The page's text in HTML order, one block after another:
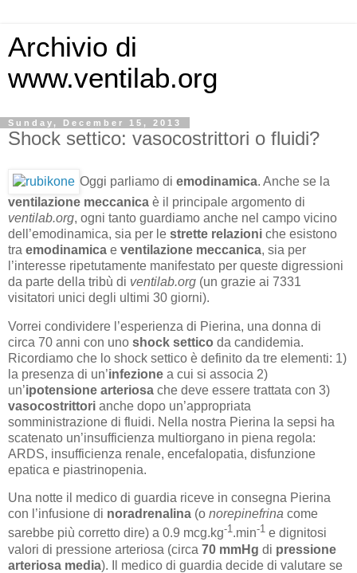
Archivio di
www.ventilab.org
Sunday, December 15, 2013
Shock settico: vasocostrittori o fluidi?
Oggi parliamo di emodinamica. Anche se la
ventilazione meccanica è il principale argomento di
ventilab.org, ogni tanto guardiamo anche nel campo vicino
dell’emodinamica, sia per le strette relazioni che esistono
tra emodinamica e ventilazione meccanica, sia per
l’interesse ripetutamente manifestato per queste digressioni
da parte della tribù di ventilab.org (un grazie ai 7331
visitatori unici degli ultimi 30 giorni).
Vorrei condividere l’esperienza di Pierina, una donna di
circa 70 anni con uno shock settico da candidemia.
Ricordiamo che lo shock settico è definito da tre elementi: 1)
la presenza di un’infezione a cui si associa 2)
un’ipotensione arteriosa che deve essere trattata con 3)
vasocostrittori anche dopo un’appropriata
somministrazione di fluidi. Nella nostra Pierina la sepsi ha
scatenato un’insufficienza multiorgano in piena regola:
ARDS, insufficienza renale, encefalopatia, disfunzione
epatica e piastrinopenia.
Una notte il medico di guardia riceve in consegna Pierina
con l’infusione di noradrenalina (o norepinefrina come
sarebbe più corretto dire) a 0.9 mcg.kg-1.min-1 e dignitosi
valori di pressione arteriosa (circa 70 mmHg di pressione
arteriosa media). Il medico di guardia decide di valutare se